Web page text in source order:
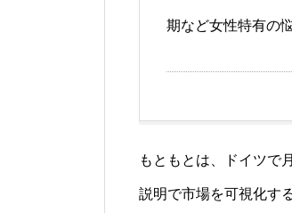
期など女性特有の
もともとは、ドイツで
説明で市場を可視化す